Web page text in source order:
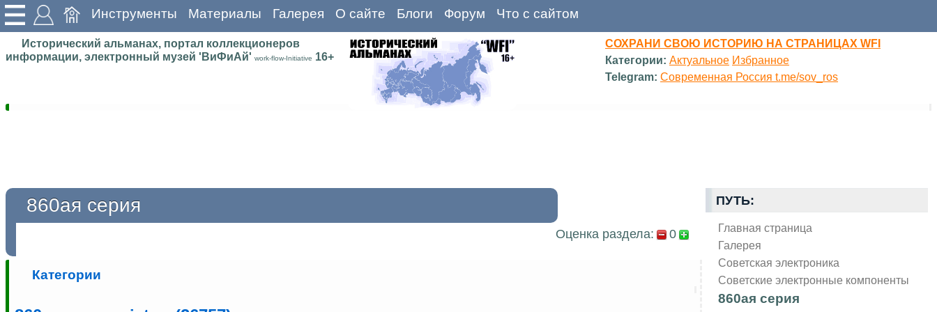
Инструменты Материалы Галерея О сайте Блоги Форум Что с сайтом
Исторический альманах, портал коллекционеров
информации, электронный музей 'ВиФиАй' work-flow-Initiative 16+
СОХРАНИ СВОЮ ИСТОРИЮ НА СТРАНИЦАХ WFI
Категории: Актуальное Избранное
Telegram: Современная Россия t.me/sov_ros
ПУТЬ:
Главная страница
Галерея
Советская электроника
Советские электронные компоненты
860ая серия
860ая серия
Оценка раздела: 0
Категории